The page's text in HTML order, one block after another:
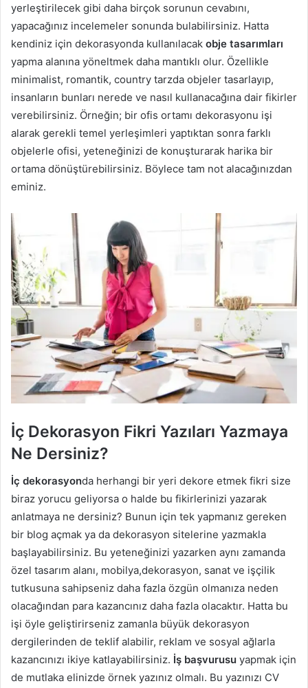
yerleştirilecek gibi daha birçok sorunun cevabını,
yapacağınız incelemeler sonunda bulabilirsiniz. Hatta
kendiniz için dekorasyonda kullanılacak obje tasarımları
yapma alanına yöneltmek daha mantıklı olur. Özellikle
minimalist, romantik, country tarzda objeler tasarlayıp,
insanların bunları nerede ve nasıl kullanacağına dair fikirler
verebilirsiniz. Örneğin; bir ofis ortamı dekorasyonu işi
alarak gerekli temel yerleşimleri yaptıktan sonra farklı
objelerle ofisi, yeteneğinizi de konuşturarak harika bir
ortama dönüştürebilirsiniz. Böylece tam not alacağınızdan
eminiz.
İç Dekorasyon Fikri Yazıları Yazmaya
Ne Dersiniz?
İç dekorasyonda herhangi bir yeri dekore etmek fikri size
biraz yorucu geliyorsa o halde bu fikirlerinizi yazarak
anlatmaya ne dersiniz? Bunun için tek yapmanız gereken
bir blog açmak ya da dekorasyon sitelerine yazmakla
başlayabilirsiniz. Bu yeteneğinizi yazarken aynı zamanda
özel tasarım alanı, mobilya,dekorasyon, sanat ve işçilik
tutkusuna sahipseniz daha fazla özgün olmanıza neden
olacağından para kazancınız daha fazla olacaktır. Hatta bu
işi öyle geliştirirseniz zamanla büyük dekorasyon
dergilerinden de teklif alabilir, reklam ve sosyal ağlarla
kazancınızı ikiye katlayabilirsiniz. İş başvurusu yapmak için
de mutlaka elinizde örnek yazınız olmalı. Bu yazınızı CV